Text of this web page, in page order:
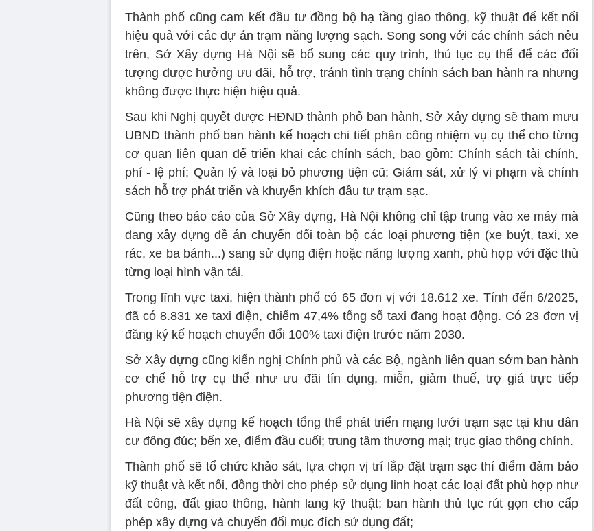
Thành phố cũng cam kết đầu tư đồng bộ hạ tầng giao thông, kỹ thuật để kết nối
hiệu quả với các dự án trạm năng lượng sạch. Song song với các chính sách nêu
trên, Sở Xây dựng Hà Nội sẽ bổ sung các quy trình, thủ tục cụ thể để các đối
tượng được hưởng ưu đãi, hỗ trợ, tránh tình trạng chính sách ban hành ra nhưng
không được thực hiện hiệu quả.
Sau khi Nghị quyết được HĐND thành phố ban hành, Sở Xây dựng sẽ tham mưu
UBND thành phố ban hành kế hoạch chi tiết phân công nhiệm vụ cụ thể cho từng
cơ quan liên quan để triển khai các chính sách, bao gồm: Chính sách tài chính,
phí - lệ phí; Quản lý và loại bỏ phương tiện cũ; Giám sát, xử lý vi phạm và chính
sách hỗ trợ phát triển và khuyến khích đầu tư trạm sạc.
Cũng theo báo cáo của Sở Xây dựng, Hà Nội không chỉ tập trung vào xe máy mà
đang xây dựng đề án chuyển đổi toàn bộ các loại phương tiện (xe buýt, taxi, xe
rác, xe ba bánh...) sang sử dụng điện hoặc năng lượng xanh, phù hợp với đặc thù
từng loại hình vận tải.
Trong lĩnh vực taxi, hiện thành phố có 65 đơn vị với 18.612 xe. Tính đến 6/2025,
đã có 8.831 xe taxi điện, chiếm 47,4% tổng số taxi đang hoạt động. Có 23 đơn vị
đăng ký kế hoạch chuyển đổi 100% taxi điện trước năm 2030.
Sở Xây dựng cũng kiến nghị Chính phủ và các Bộ, ngành liên quan sớm ban hành
cơ chế hỗ trợ cụ thể như ưu đãi tín dụng, miễn, giảm thuế, trợ giá trực tiếp
phương tiện điện.
Hà Nội sẽ xây dựng kế hoạch tổng thể phát triển mạng lưới trạm sạc tại khu dân
cư đông đúc; bến xe, điểm đầu cuối; trung tâm thương mại; trục giao thông chính.
Thành phố sẽ tổ chức khảo sát, lựa chọn vị trí lắp đặt trạm sạc thí điểm đảm bảo
kỹ thuật và kết nối, đồng thời cho phép sử dụng linh hoạt các loại đất phù hợp như
đất công, đất giao thông, hành lang kỹ thuật; ban hành thủ tục rút gọn cho cấp
phép xây dựng và chuyển đổi mục đích sử dụng đất;